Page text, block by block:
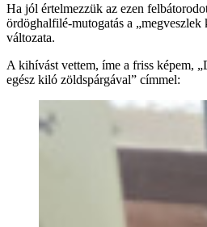
Ha jól értelmezzük az ezen
ördöghalfilé-mutogatás a „megveszlek
változata.
A kihívást vettem, íme a friss képem,
egész kiló zöldspárgával” címmel: